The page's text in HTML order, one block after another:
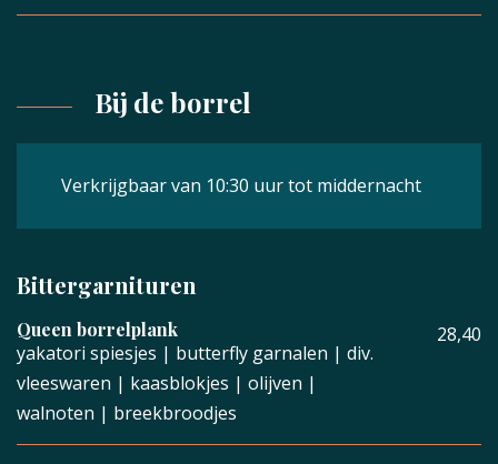
Bij de borrel
Verkrijgbaar van 10:30 uur tot middernacht
Bittergarnituren
Queen borrelplank 28,40
yakatori spiesjes | butterfly garnalen | div.
vleeswaren | kaasblokjes | olijven |
walnoten | breekbroodjes